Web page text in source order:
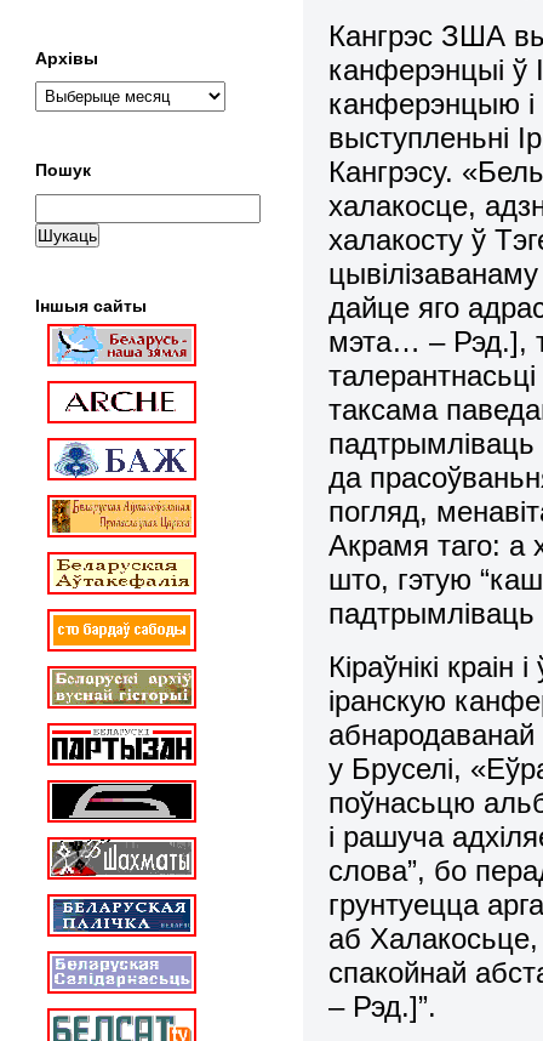
Кангрэс ЗША
канферэнцыі
канферэнцыю і
выступленьні
Кангрэсу.
халакосце,
халакосту ў
дайце яго
мэта… – Рэд.],
таксама
падтрымліваць
да
погляд,
Акрамя таго: а
што, гэтую
Кіраўнікі
іранскую
у Бруселі,
поўнасьцю
і рашуча
слова”, бо
грунтуецца
аб Халакосьце,
спакойнай
– Рэд.]”.
Архівы
Пошук
Іншыя сайты